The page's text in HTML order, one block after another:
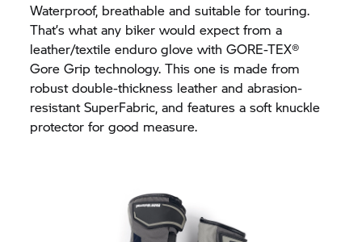
Waterproof, breathable and suitable for touring.
That’s what any biker would expect from a
leather/textile enduro glove with GORE-TEX®
Gore Grip technology. This one is made from
robust double-thickness leather and abrasion-
resistant SuperFabric, and features a soft knuckle
protector for good measure.